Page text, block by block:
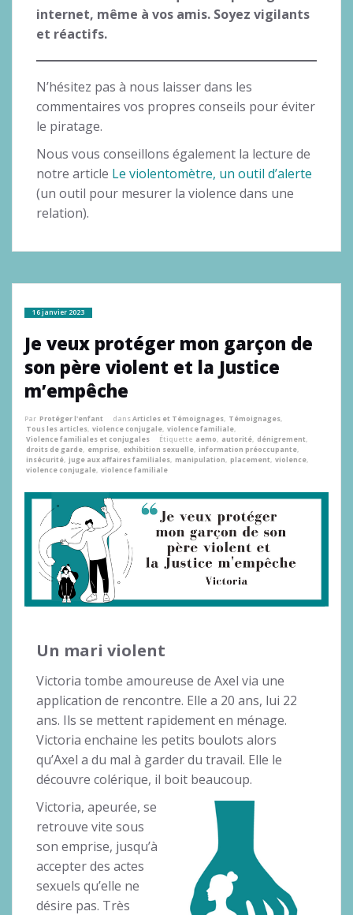
internet, même à vos amis. Soyez vigilants
et réactifs.
N’hésitez pas à nous laisser dans les
commentaires vos propres conseils pour éviter
le piratage.
Nous vous conseillons également la lecture de
notre article Le violentomètre, un outil d’alerte
(un outil pour mesurer la violence dans une
relation).
16 janvier 2023
Je veux protéger mon garçon de
son père violent et la Justice
m’empêche
Par Protéger l'enfant dansArticles et Témoignages, Témoignages,
Tous les articles, violence conjugale, violence familiale,
Violence familiales et conjugales
Étiquette aemo, autorité, dénigrement,
droits de garde, emprise, exhibition sexuelle, information préoccupante,
insécurité, juge aux affaires familiales, manipulation, placement, violence,
violence conjugale, violence familiale
Un mari violent
Victoria tombe amoureuse de Axel via une
application de rencontre. Elle a 20 ans, lui 22
ans. Ils se mettent rapidement en ménage.
Victoria enchaine les petits boulots alors
qu’Axel a du mal à garder du travail. Elle le
découvre colérique, il boit beaucoup.
Victoria, apeurée, se
retrouve vite sous
son emprise, jusqu’à
accepter des actes
sexuels qu’elle ne
désire pas. Très